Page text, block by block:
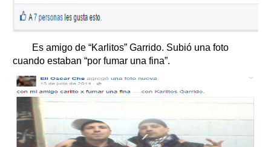
Es amigo de “Karlitos” Garrido. Subió una foto
cuando estaban “por fumar una fina”.